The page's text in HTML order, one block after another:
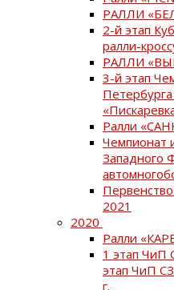
РАЛЛИ
2-й этап
ралли-
РАЛЛИ
3-й этап
Ралли
Чемпионат
Западного
2021
2020
Ралли
1 этап ЧиП
этап ЧиП
г.